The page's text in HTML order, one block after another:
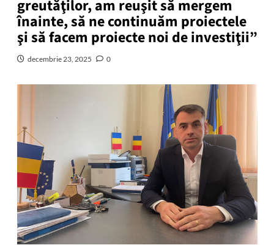
greutăţilor, am reuşit să mergem
înainte, să ne continuăm proiectele
şi să facem proiecte noi de investiţii”
decembrie 23, 2025 0